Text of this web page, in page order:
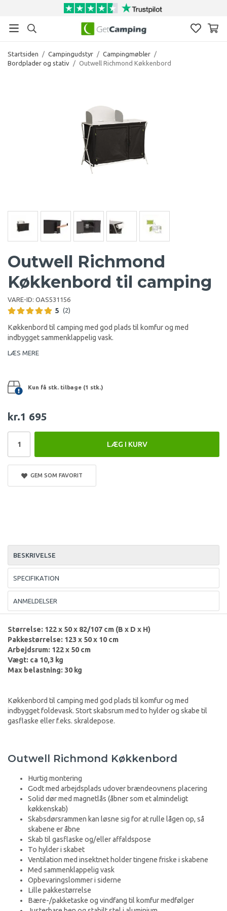
Startsiden / Campingudstyr / Campingmøbler /
Bordplader og stativ / Outwell Richmond Køkkenbord
Outwell Richmond
Køkkenbord til camping
VARE-ID: OAS531156
5 (2)
Køkkenbord til camping med god plads til komfur og med
indbygget sammenklappelig vask.
LÆS MERE
Kun få stk. tilbage (1 stk.)
kr.1 695
LÆG I KURV
GEM SOM FAVORIT
BESKRIVELSE
SPECIFIKATION
ANMELDELSER
Størrelse: 122 x 50 x 82/107 cm (B x D x H)
Pakkestørrelse: 123 x 50 x 10 cm
Arbejdsrum: 122 x 50 cm
Vægt: ca 10,3 kg
Max belastning: 30 kg
Køkkenbord til camping med god plads til komfur og med
indbygget foldevask. Stort skabsrum med to hylder og skabe til
gasflaske eller f.eks. skraldepose.
Outwell Richmond Køkkenbord
Hurtig montering
Godt med arbejdsplads udover brændeovnens placering
Solid dør med magnetlås (åbner som et almindeligt
køkkenskab)
Skabsdørsrammen kan løsne sig for at rulle lågen op, så
skabene er åbne
Skab til gasflaske og/eller affaldspose
To hylder i skabet
Ventilation med insektnet holder tingene friske i skabene
Med sammenklappelig vask
Opbevaringslommer i siderne
Lille pakkestørrelse
Bære-/pakketaske og vindfang til komfur medfølger